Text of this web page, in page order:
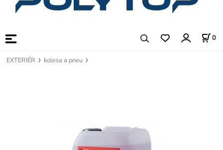
0
EXTERIÉR kolesa a pneu